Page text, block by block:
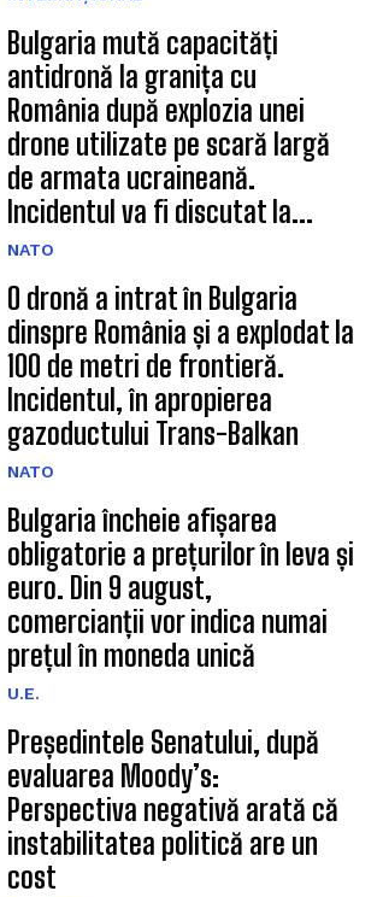
Bulgaria mută capacități
antidronă la granița cu
România după explozia unei
drone utilizate pe scară largă
de armata ucraineană.
Incidentul va fi discutat la...
NATO
O dronă a intrat în Bulgaria
dinspre România și a explodat la
100 de metri de frontieră.
Incidentul, în apropierea
gazoductului Trans-Balkan
NATO
Bulgaria încheie afișarea
obligatorie a prețurilor în leva și
euro. Din 9 august,
comercianții vor indica numai
prețul în moneda unică
U.E.
Președintele Senatului, după
evaluarea Moody’s:
Perspectiva negativă arată că
instabilitatea politică are un
cost